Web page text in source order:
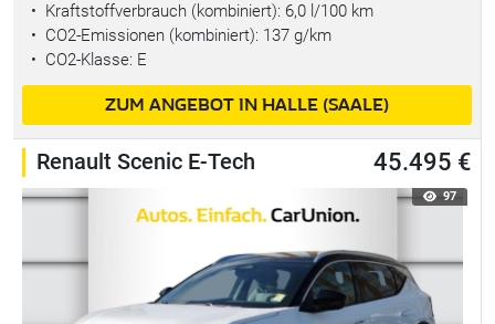
•
Kraftstoffverbrauch (kombiniert): 6,0 l/100 km
• CO2-Emissionen (kombiniert): 137 g/km
• CO2-Klasse: E
ZUM ANGEBOT IN HALLE (SAALE)
Renault Scenic E-Tech 45.495 €
97